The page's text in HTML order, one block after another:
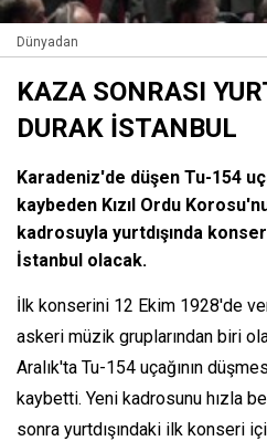
Dünyadan
KAZA SONRASI
DURAK İSTANBUL
Karadeniz'de düşen Tu-154
kaybeden Kızıl Ordu
kadrosuyla yurtdışında
İstanbul olacak.
İlk konserini 12 Ekim 1928'de
askeri müzik gruplarından biri
Aralık'ta Tu-154 uçağının
kaybetti. Yeni kadrosunu hızla
sonra yurtdışındaki ilk konseri